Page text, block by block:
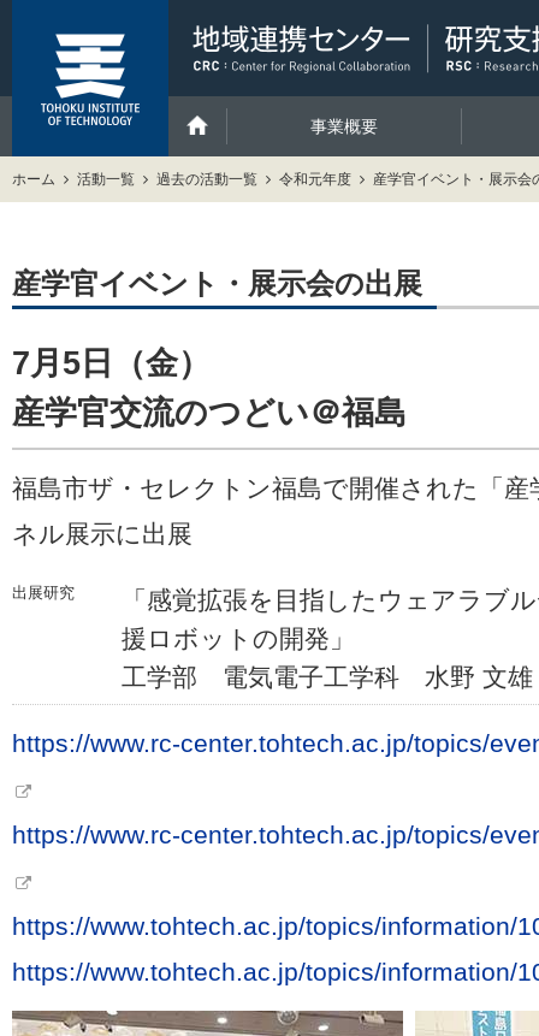
事業概要
ホーム 活動一覧 過去の活動一覧 令和元年度 産学官イベント・展示会
産学官イベント・展示会の出展
7月5日（金）
産学官交流のつどい＠福島
福島市ザ・セレクトン福島で開催された「
ネル展示に出展
出展研究
「感覚拡張を目指したウェアラブ
援ロボットの開発」
工学部 電気電子工学科 水野 文
https://www.rc-center.tohtech.ac.jp/topics/
https://www.rc-center.tohtech.ac.jp/topics/
https://www.tohtech.ac.jp/topics/information/
https://www.tohtech.ac.jp/topics/information/